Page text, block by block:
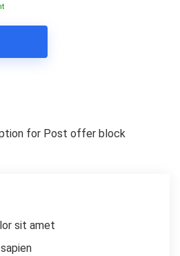
for Post offer block
sit amet